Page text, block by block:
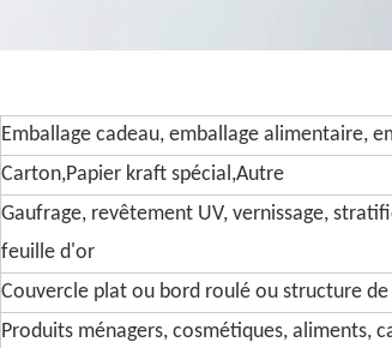
Emballage cadeau, emballage alimentaire,
Carton,Papier kraft spécial,Autre
Gaufrage, revêtement UV, vernissage,
feuille d'or
Couvercle plat ou bord roulé ou structure
Produits ménagers, cosmétiques, aliments,